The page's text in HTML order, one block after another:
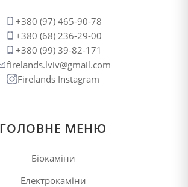
+380 (97) 465-90-78
+380 (68) 236-29-00
+380 (99) 39-82-171
firelands.lviv@gmail.com
Firelands Instagram
ГОЛОВНЕ МЕНЮ
Біокаміни
Електрокаміни